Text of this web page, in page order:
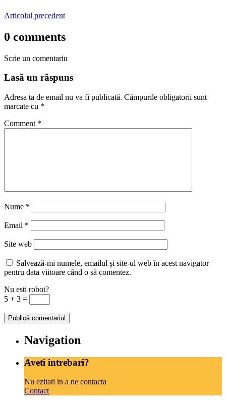
Articolul precedent
0 comments
Scrie un comentariu
Lasă un răspuns
Adresa ta de email nu va fi publicată. Câmpurile obligatorii sunt
marcate cu *
Comment *
Nume *
Email *
Site web
Salvează-mi numele, emailul și site-ul web în acest navigator
pentru data viitoare când o să comentez.
Nu esti robot?
5 + 3 =
Navigation
Aveti intrebari?
Nu ezitati in a ne contacta
Contact